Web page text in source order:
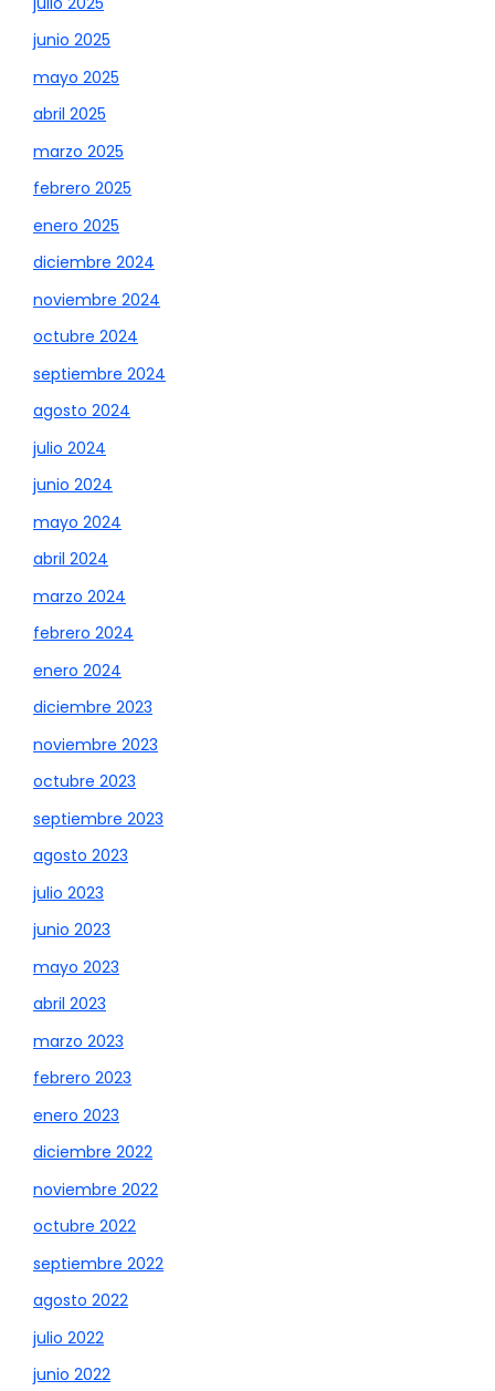
junio 2025
mayo 2025
abril 2025
marzo 2025
febrero 2025
enero 2025
diciembre 2024
noviembre 2024
octubre 2024
septiembre 2024
agosto 2024
julio 2024
junio 2024
mayo 2024
abril 2024
marzo 2024
febrero 2024
enero 2024
diciembre 2023
noviembre 2023
octubre 2023
septiembre 2023
agosto 2023
julio 2023
junio 2023
mayo 2023
abril 2023
marzo 2023
febrero 2023
enero 2023
diciembre 2022
noviembre 2022
octubre 2022
septiembre 2022
agosto 2022
julio 2022
junio 2022